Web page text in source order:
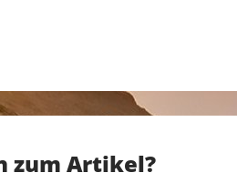
zum Artikel?